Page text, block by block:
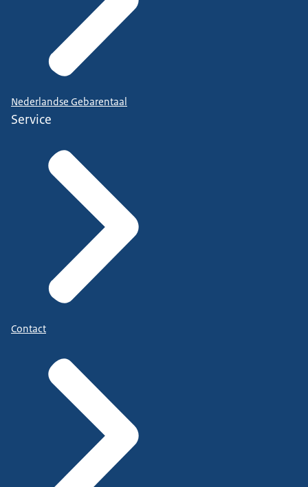
Nederlandse Gebarentaal
Service
Contact